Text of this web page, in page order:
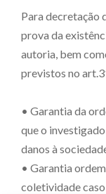
Para decretação
prova da
autoria, bem
previstos no
• Garantia da
que o
danos à
• Garantia
coletividade